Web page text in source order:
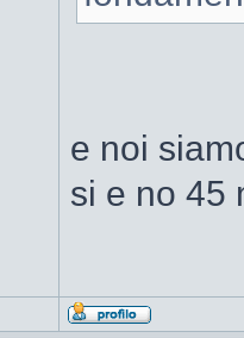
e noi
si e no 45